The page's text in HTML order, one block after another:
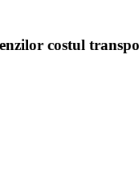
costul